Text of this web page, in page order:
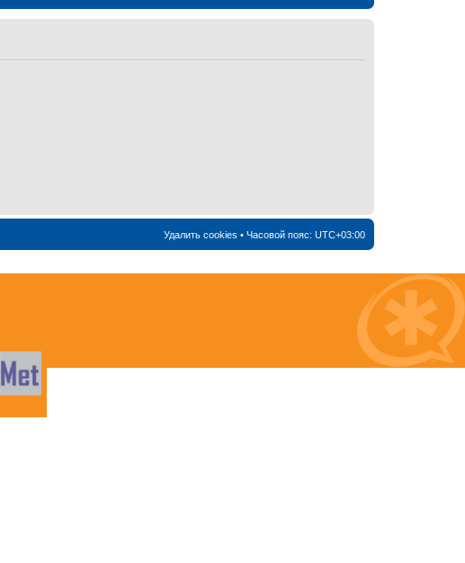
Удалить cookies • Часовой пояс:UTC+03:00